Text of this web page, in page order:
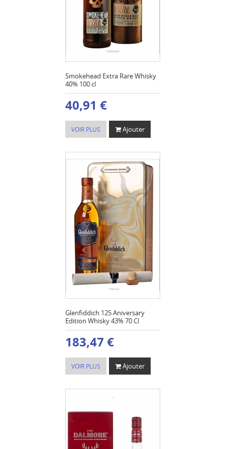
Smokehead Extra Rare Whisky
40% 100 cl
40,91 €
VOIR PLUS Ajouter
Glenfiddich 125 Aniversary
Edition Whisky 43% 70 Cl
183,47 €
VOIR PLUS Ajouter